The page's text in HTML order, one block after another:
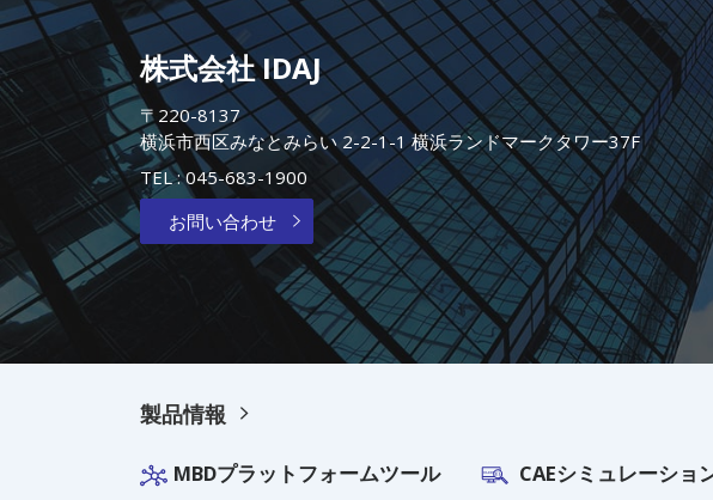
株式会社 IDAJ
〒220-8137
横浜市西区みなとみらい 2-2-1-1 横浜ランドマークタワー37F
TEL :045-683-1900
お問い合わせ
製品情報
MBDプラットフォームツール CAEシミュレーショ